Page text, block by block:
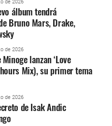
de 2026
álbum tendrá
Bruno Mars, Drake,
de 2026
lanzan ‘Love
Mix), su primer tema
de 2026
de Isak Andic